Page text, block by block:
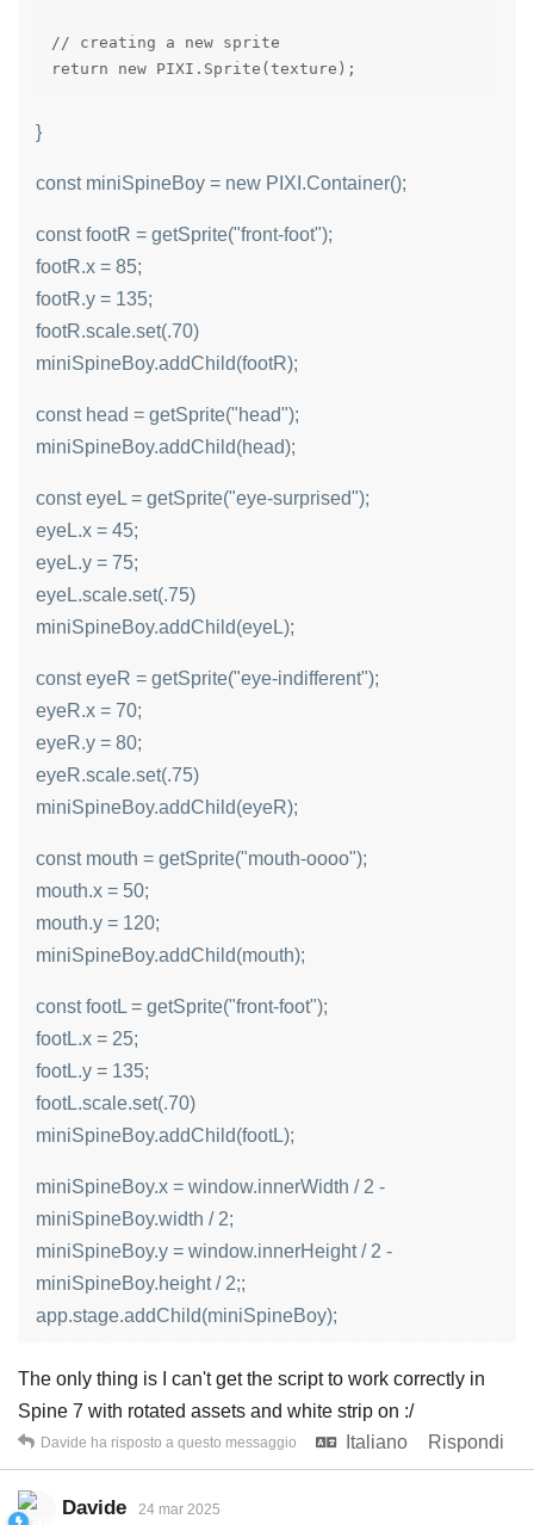
// creating a new sprite
return new PIXI.Sprite(texture);
}
const miniSpineBoy = new PIXI.Container();
const footR = getSprite("front-foot");
footR.x = 85;
footR.y = 135;
footR.scale.set(.70)
miniSpineBoy.addChild(footR);
const head = getSprite("head");
miniSpineBoy.addChild(head);
const eyeL = getSprite("eye-surprised");
eyeL.x = 45;
eyeL.y = 75;
eyeL.scale.set(.75)
miniSpineBoy.addChild(eyeL);
const eyeR = getSprite("eye-indifferent");
eyeR.x = 70;
eyeR.y = 80;
eyeR.scale.set(.75)
miniSpineBoy.addChild(eyeR);
const mouth = getSprite("mouth-oooo");
mouth.x = 50;
mouth.y = 120;
miniSpineBoy.addChild(mouth);
const footL = getSprite("front-foot");
footL.x = 25;
footL.y = 135;
footL.scale.set(.70)
miniSpineBoy.addChild(footL);
miniSpineBoy.x = window.innerWidth / 2 -
miniSpineBoy.width / 2;
miniSpineBoy.y = window.innerHeight / 2 -
miniSpineBoy.height / 2;;
app.stage.addChild(miniSpineBoy);
The only thing is I can't get the script to work correctly in
Spine 7 with rotated assets and white strip on :/
Italiano
Rispondi
Davide ha risposto a questo messaggio
Davide 24 mar 2025